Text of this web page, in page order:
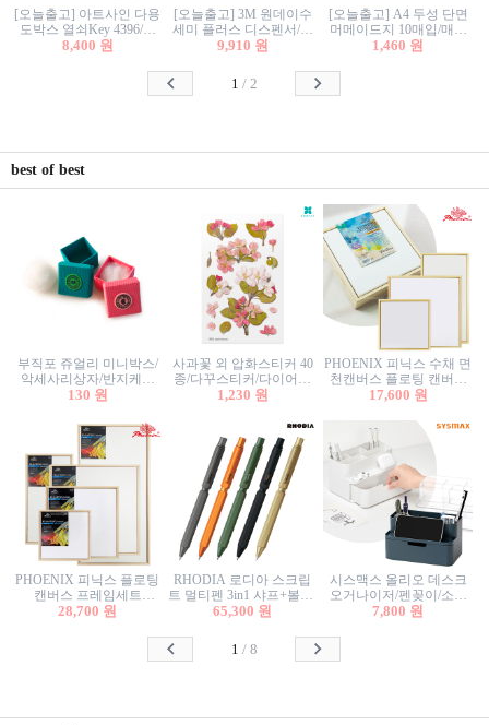
[오늘출고] 아트사인 다용
도박스 열쇠Key 4396/투
표함/건의함/모금함/응모
8,400 원
[오늘출고] 3M 원데이수
세미 플러스 디스펜서/소
프트수세미5매+강력수세
9,910 원
[오늘출고] A4 두성 단면
머메이드지 10매입/매직
터치/색지/색상지/색복사
칼라색지/고급복사지
1,460 원
1 / 2
best of best
부직포 쥬얼리 미니박스/
악세사리상자/반지케이
스/반지상자/귀걸이상자/
130 원
사과꽃 외 압화스티커 40
종/다꾸스티커/다이어리
꾸미기/꽃스티커/자연물
1,230 원
PHOENIX 피닉스 수채 면
천캔버스 플로팅 캔버스
프레임세트 30x30cm/액자
17,600 원
PHOENIX 피닉스 플로팅
캔버스 프레임세트
50x50cm/액자캔버스/인테
28,700 원
RHODIA 로디아 스크립
트 멀티펜 3in1 샤프+볼펜/
무광택 알루미늄 육각배
65,300 원
시스맥스 올리오 데스크
오거나이저/펜꽂이/소품
꽂이/소품함/정리함/수납
7,800 원
1 / 8